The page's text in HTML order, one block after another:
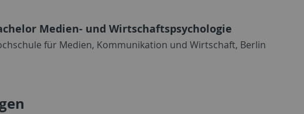
Medien- und Wirtschaftspsychologie
für Medien, Kommunikation und Wirtschaft, Berlin